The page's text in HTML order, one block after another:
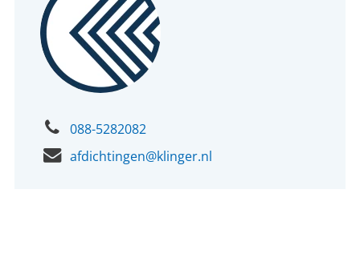
088-5282082
afdichtingen@klinger.nl